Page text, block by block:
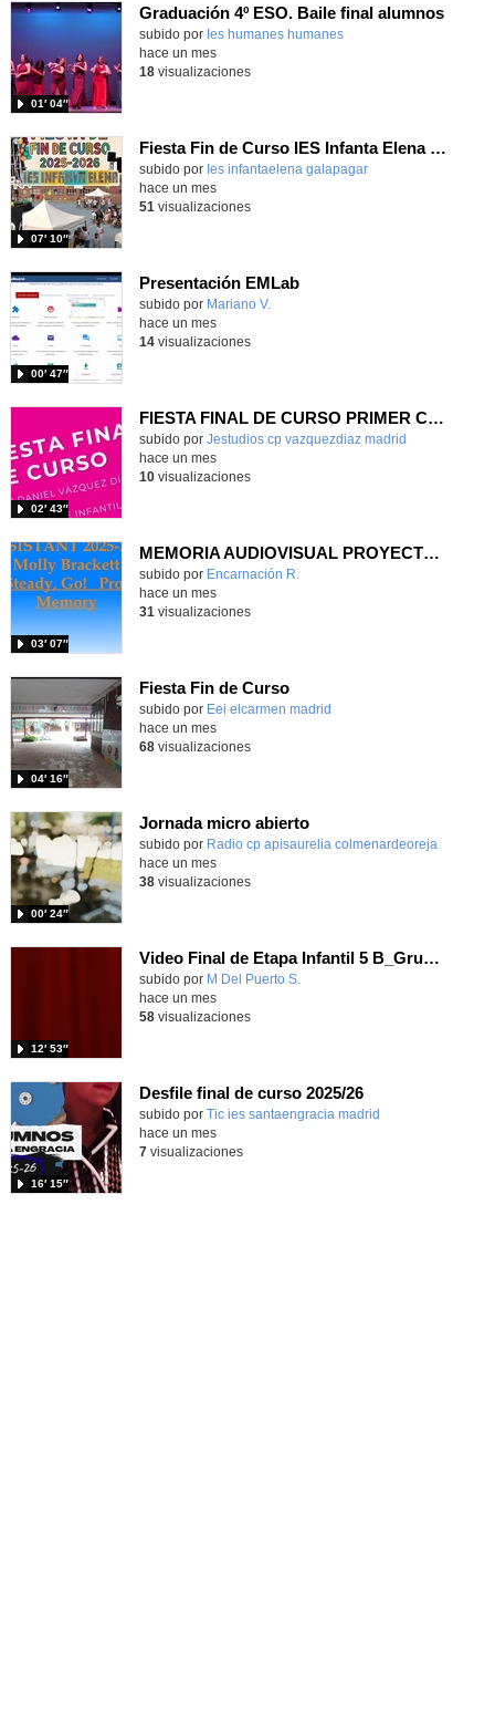
Graduación 4º ESO. Baile final alumnos
subido por Ies humanes humanes
01′ 04″
-
hace un mes
18visualizaciones
Fiesta Fin de Curso IES Infanta Elena 2025-2026
subido por Ies infantaelena galapagar
07′ 10″
-
hace un mes
51 visualizaciones
Presentación EMLab
subido por Mariano V.
00′ 47″
hace un mes
14visualizaciones
FIESTA FINAL DE CURSO PRIMER CICLO DE INFANTIL 2026
Contenido educativo.
subido por Jestudios cp vazquezdiaz madrid
02′ 43″
hace un mes
10visualizaciones
MEMORIA AUDIOVISUAL PROYECTO READY, STEADY, GO CEIP LA LATINA
Contenido educativo.
subido por Encarnación R.
03′ 07″
hace un mes
31 visualizaciones
Fiesta Fin de Curso
subido por Eei elcarmen madrid
04′ 16″
hace un mes
68visualizaciones
Jornada micro abierto
Contenido educativo.
subido por Radio cp apisaurelia colmenardeoreja
00′ 24″
hace un mes
38visualizaciones
Video Final de Etapa Infantil 5 B_Grupo de los Búhos
Contenido educativo.
subido por M Del Puerto S.
12′ 53″
hace un mes
58visualizaciones
Desfile final de curso 2025/26
subido por Tic ies santaengracia madrid
16′ 15″
hace un mes
7visualizaciones